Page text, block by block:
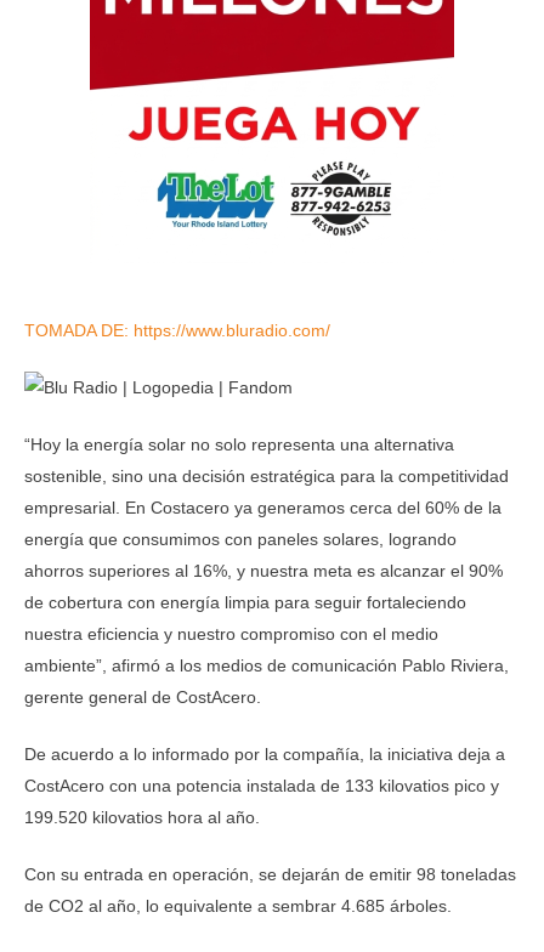
TOMADA DE: https://www.bluradio.com/
“Hoy la energía solar no solo representa una alternativa
sostenible, sino una decisión estratégica para la competitividad
empresarial. En Costacero ya generamos cerca del 60% de la
energía que consumimos con paneles solares, logrando
ahorros superiores al 16%, y nuestra meta es alcanzar el 90%
de cobertura con energía limpia para seguir fortaleciendo
nuestra eficiencia y nuestro compromiso con el medio
ambiente”, afirmó a los medios de comunicación Pablo Riviera,
gerente general de CostAcero.
De acuerdo a lo informado por la compañía, la iniciativa deja a
CostAcero con una potencia instalada de 133 kilovatios pico y
199.520 kilovatios hora al año.
Con su entrada en operación, se dejarán de emitir 98 toneladas
de CO2 al año, lo equivalente a sembrar 4.685 árboles.